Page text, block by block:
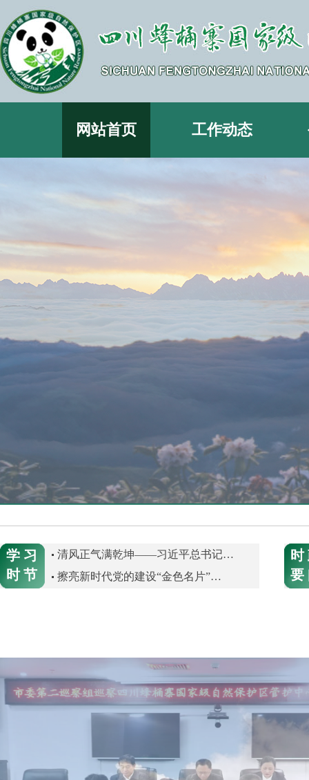
网站首页 工作动态
学 习
时 节
清风正气满乾坤——习近平总书记…
擦亮新时代党的建设“金色名片”…
时
要